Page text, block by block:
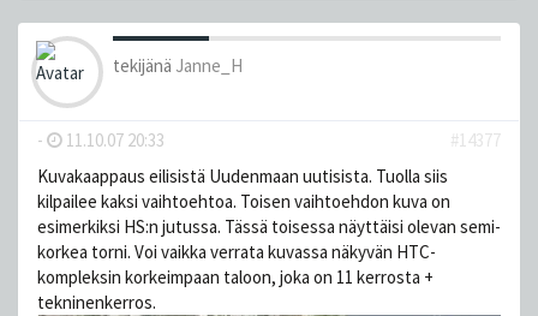
tekijänä Janne_H
- 11.10.07 20:33
#14377
Kuvakaappaus eilisistä Uudenmaan uutisista. Tuolla siis
kilpailee kaksi vaihtoehtoa. Toisen vaihtoehdon kuva on
esimerkiksi HS:n jutussa. Tässä toisessa näyttäisi olevan semi-
korkea torni. Voi vaikka verrata kuvassa näkyvän HTC-
kompleksin korkeimpaan taloon, joka on 11 kerrosta +
tekninenkerros.